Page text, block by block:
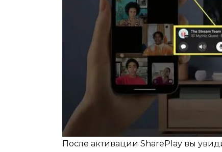
После активации SharePlay вы